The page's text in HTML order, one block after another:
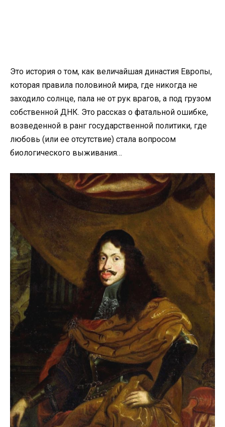
Это история о том, как величайшая династия Европы,
которая правила половиной мира, где никогда не
заходило солнце, пала не от рук врагов, а под грузом
собственной ДНК. Это рассказ о фатальной ошибке,
возведенной в ранг государственной политики, где
любовь (или ее отсутствие) стала вопросом
биологического выживания…